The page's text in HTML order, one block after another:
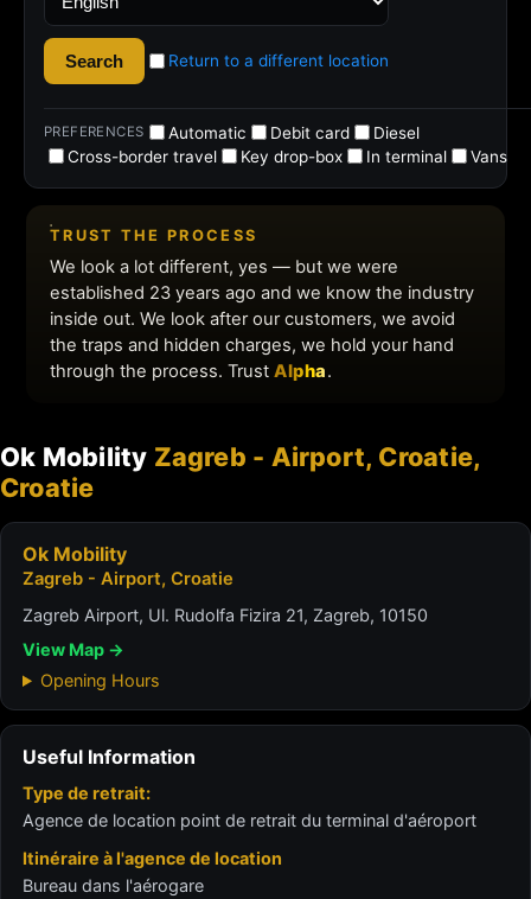
Ok Mobility Zagreb - Airport, Croatie,
Croatie
Ok Mobility
Zagreb - Airport, Croatie
Zagreb Airport, Ul. Rudolfa Fizira 21, Zagreb, 10150
View Map →
Opening Hours
Useful Information
Type de retrait:
Agence de location point de retrait du terminal d'aéroport
Itinéraire à l'agence de location
Bureau dans l'aérogare